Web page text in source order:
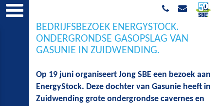
BEDRIJFSBEZOEK ENERGYSTOCK.
ONDERGRONDSE GASOPSLAG VAN
GASUNIE IN ZUIDWENDING.
Op 19 juni organiseert Jong SBE een bezoek aan
EnergyStock. Deze dochter van Gasunie heeft in
Zuidwending grote ondergrondse cavernes en